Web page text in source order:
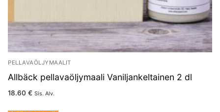
PELLAVAÖLJYMAALIT
Allbäck pellavaöljymaali Vaniljankeltainen 2 dl
18.60 € Sis. Alv.